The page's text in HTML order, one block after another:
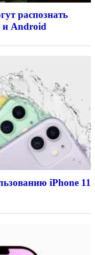
распознать
и Android
iPhone 11